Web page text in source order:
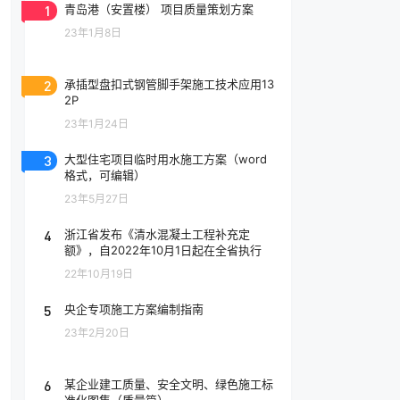
1 青岛港（安置楼） 项目质量策划方案
23年1月8日
2
承插型盘扣式钢管脚手架施工技术应用13
2P
23年1月24日
3
大型住宅项目临时用水施工方案（word
格式，可编辑）
23年5月27日
4
浙江省发布《清水混凝土工程补充定
额》，自2022年10月1日起在全省执行
22年10月19日
5 央企专项施工方案编制指南
23年2月20日
6
某企业建工质量、安全文明、绿色施工标